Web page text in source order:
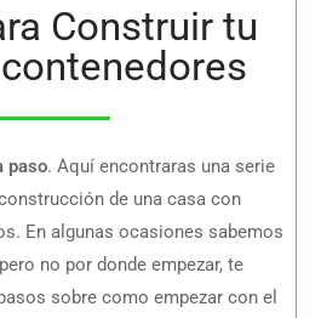
Construir tu
paso. Aquí encontraras una serie
de una casa con
En algunas ocasiones sabemos
no por donde empezar, te
sobre como empezar con el